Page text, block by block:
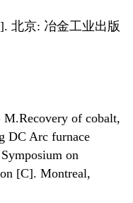
北京: 冶金工业出版
M.Recovery of cobalt,
DC Arc furnace
on
[C]. Montreal,